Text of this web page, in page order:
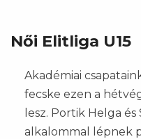
Női Elitliga U15
Akadémiai
fecske ezen a
lesz. Portik Helga
alkalommal lépnek